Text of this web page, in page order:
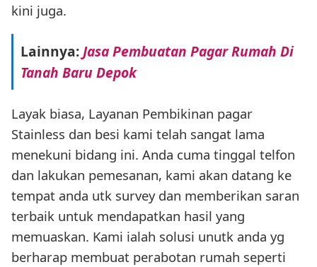
kini juga.
Lainnya:Jasa Pembuatan Pagar Rumah Di
Tanah Baru Depok
Layak biasa, Layanan Pembikinan pagar
Stainless dan besi kami telah sangat lama
menekuni bidang ini. Anda cuma tinggal telfon
dan lakukan pemesanan, kami akan datang ke
tempat anda utk survey dan memberikan saran
terbaik untuk mendapatkan hasil yang
memuaskan. Kami ialah solusi unutk anda yg
berharap membuat perabotan rumah seperti